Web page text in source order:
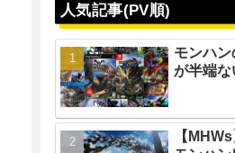
人気記事(PV順)
モンハ
が半端な
【